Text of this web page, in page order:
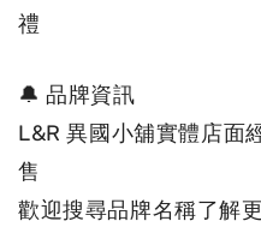
禮
🔔 品牌資訊
L&R 異國小舖實體店面
售
歡迎搜尋品牌名稱了解